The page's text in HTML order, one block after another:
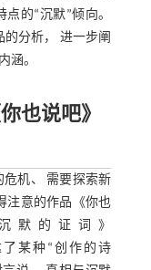
的“沉默”倾向。
分析， 进一步阐
涵。
也说吧》
危机、 需要探索新
注意的作品《你也
默的证词》
某种“创作的诗